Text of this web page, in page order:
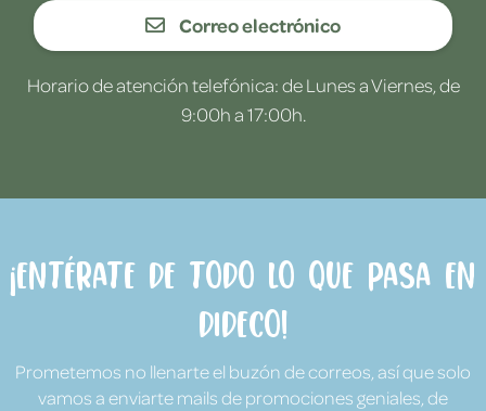
Correo electrónico
Horario de atención telefónica: de Lunes a Viernes, de
9:00h a 17:00h.
¡Entérate de todo lo que pasa en
Dideco!
Prometemos no llenarte el buzón de correos, así que solo
vamos a enviarte mails de promociones geniales, de